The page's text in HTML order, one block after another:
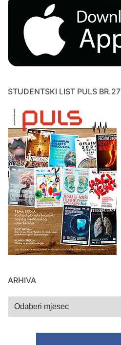
STUDENTSKI LIST PULS BR.27
ARHIVA
Arhiva